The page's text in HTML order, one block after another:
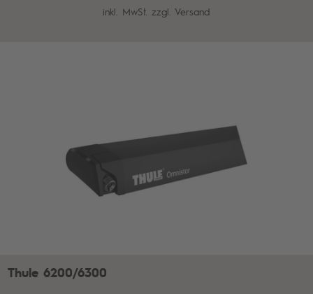
inkl. MwSt. zzgl. Versand
Thule 6200/6300